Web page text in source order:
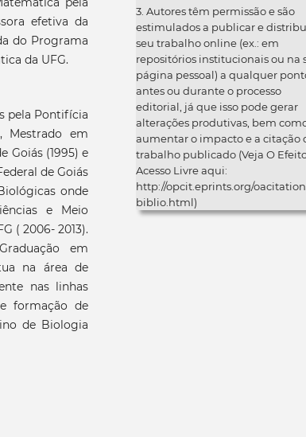
efetiva da
do Programa
da UFG.
pela Pontifícia
Mestrado em
Goiás (1995) e
de Goiás
onde
e Meio
( 2006- 2013).
em
na área de
nas linhas
formação de
de Biologia
3. Autores têm permissão e são
estimulados a publicar e
seu trabalho online (ex.: em
repositórios institucionais ou na
página pessoal) a qualquer
antes ou durante o processo
editorial, já que isso pode gerar
alterações produtivas, bem
aumentar o impacto e a citação
trabalho publicado (Veja O
Acesso Livre aqui:
http://opcit.eprints.org/
biblio.html)